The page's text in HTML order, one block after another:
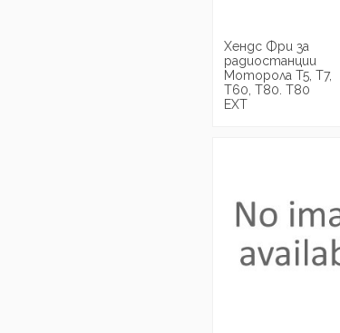
Хендс Фри за
радиостанции
Моторола T5, T7,
Т60, Т80. Т80
EXT